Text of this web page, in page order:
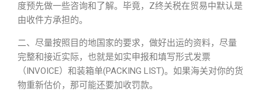
度预先做一些咨询和了解。毕竟，Z终关税在贸易中默认是
由收件方承担的。
二、尽量按照目的地国家的要求，做好出运的资料，尽量
完整和接近实际，也就是如实申报和填写形式发票
（INVOICE）和装箱单(PACKING LIST)。如果海关对你的货
物重新估价，那可能还要加收罚款。